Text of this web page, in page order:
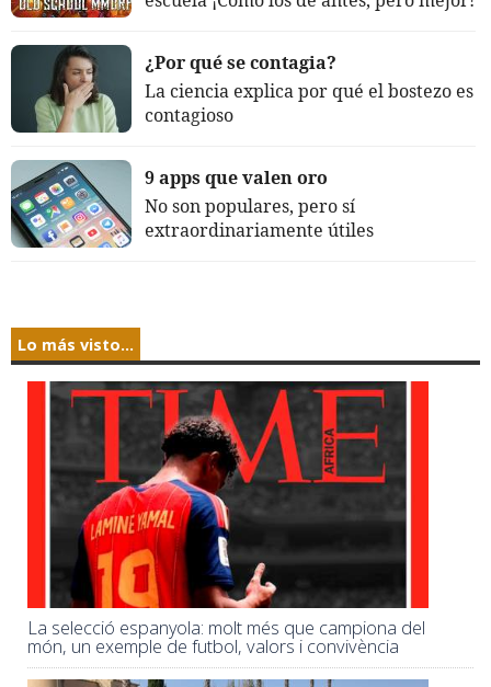
¿Por qué se contagia?
La ciencia explica por qué el bostezo es
contagioso
9 apps que valen oro
No son populares, pero sí
extraordinariamente útiles
Lo más visto...
La selecció espanyola: molt més que campiona del
món, un exemple de futbol, valors i convivència